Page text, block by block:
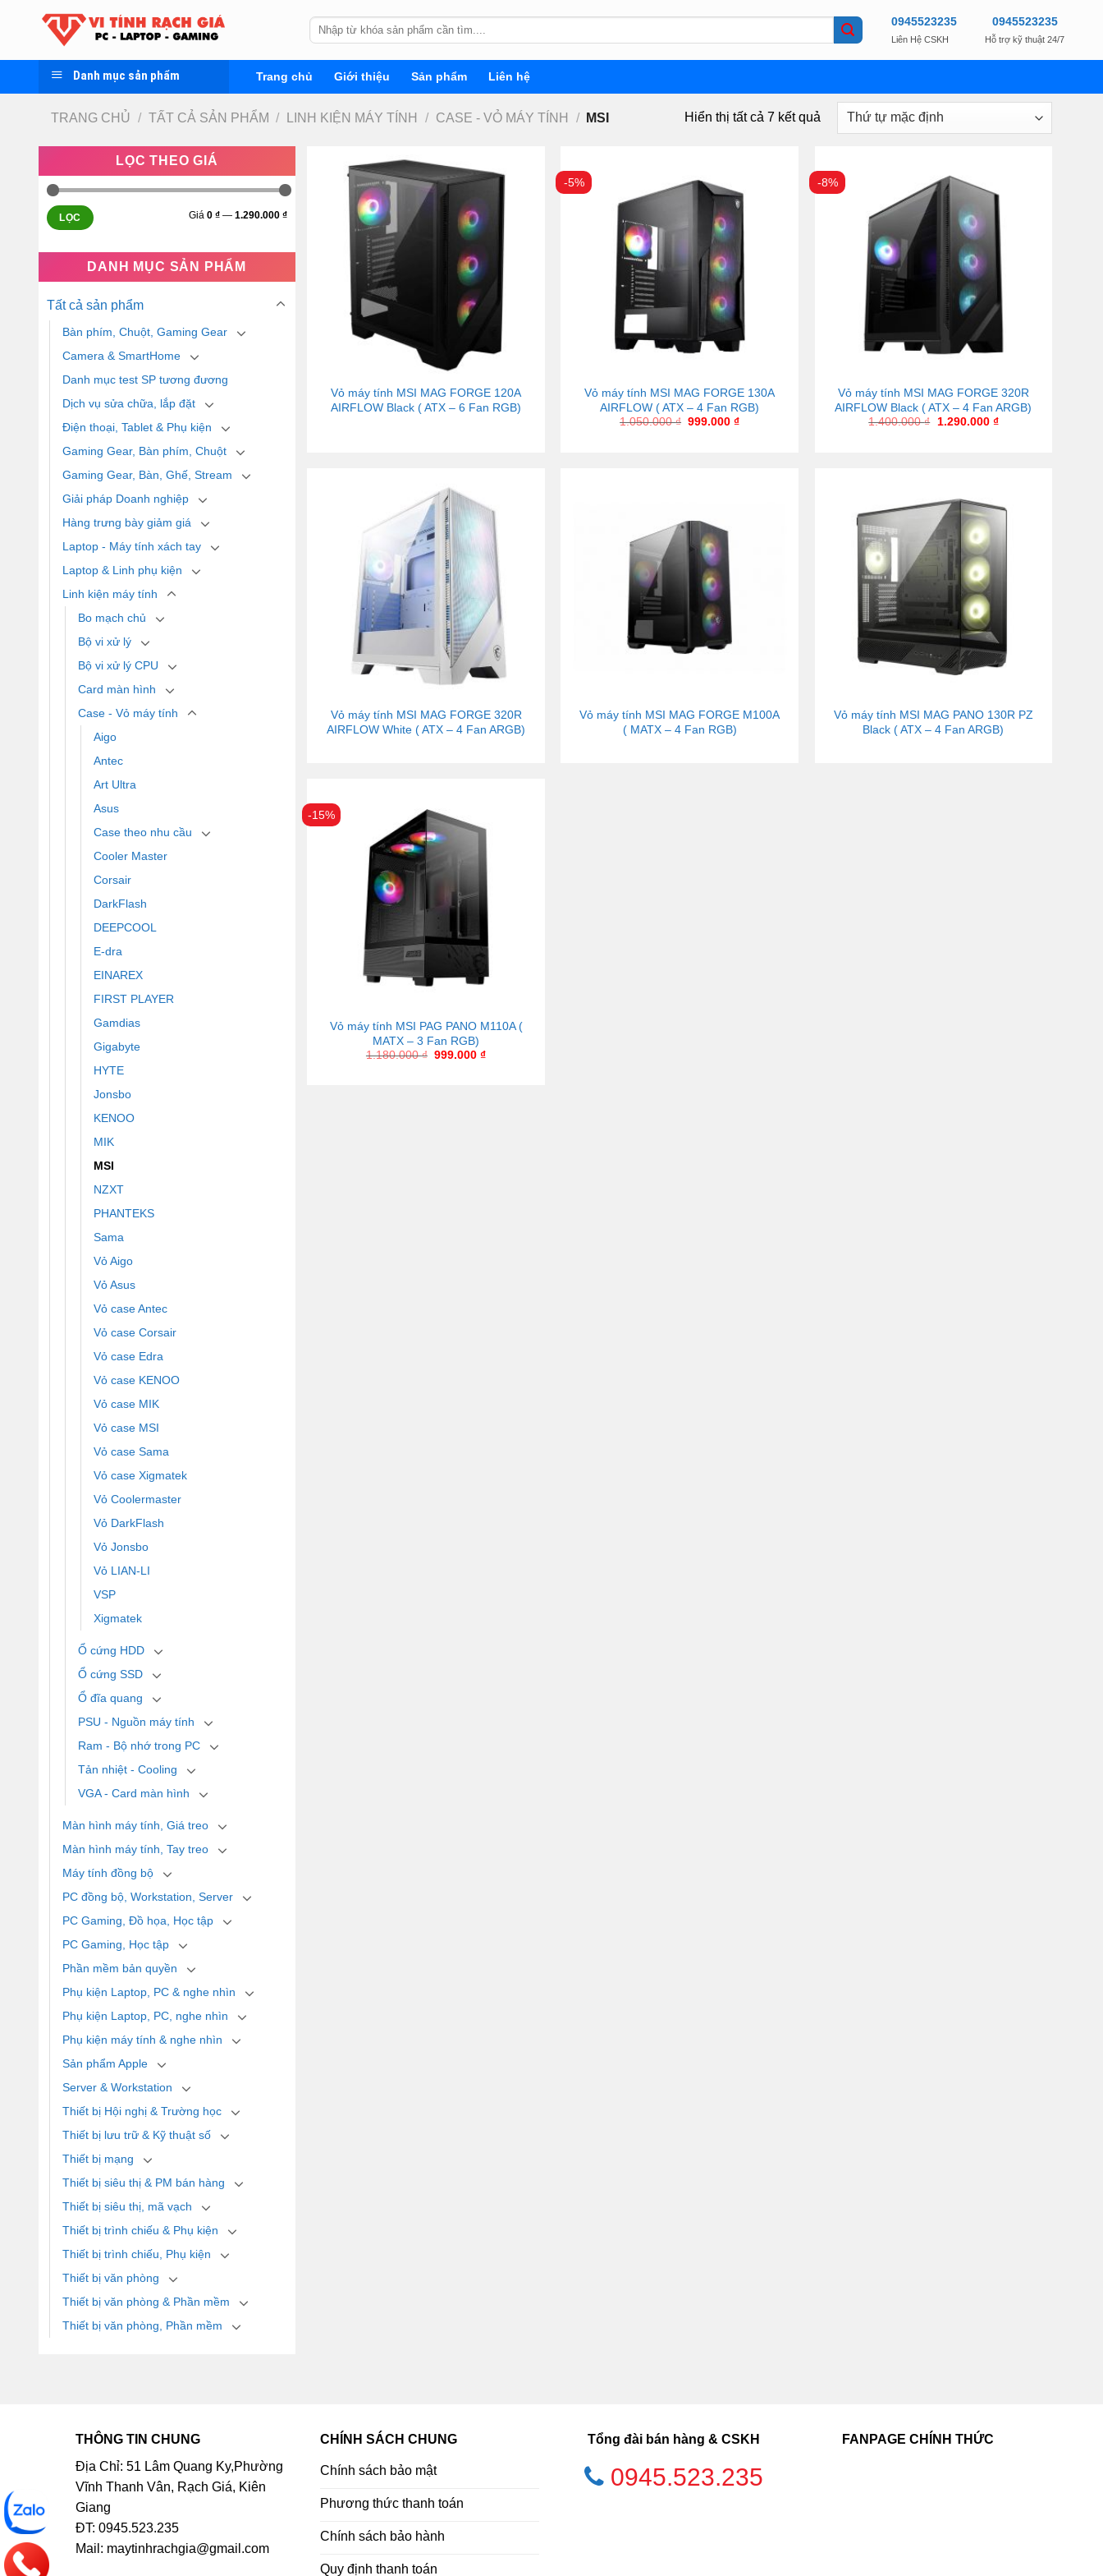
Tìm
kiếm:
0945523235
Liên Hệ CSKH
0945523235
Hỗ trợ kỹ thuật 24/7
Danh mục sản phẩm Trang chủ Giới thiệu Sản phẩm Liên hệ
TRANG CHỦ / TẤT CẢ SẢN PHẨM / LINH KIỆN MÁY TÍNH / CASE - VỎ MÁY TÍNH / MSI Hiển thị tất cả 7 kết quả
LỌC THEO GIÁ
LỌC Giá 0 ₫— 1.290.000 ₫
DANH MỤC SẢN PHẨM
Tất cả sản phẩm
Bàn phím, Chuột, Gaming Gear
Camera & SmartHome
Danh mục test SP tương đương
Dịch vụ sửa chữa, lắp đặt
Điện thoại, Tablet & Phụ kiện
Gaming Gear, Bàn phím, Chuột
Gaming Gear, Bàn, Ghế, Stream
Giải pháp Doanh nghiệp
Hàng trưng bày giảm giá
Laptop - Máy tính xách tay
Laptop & Linh phụ kiện
Linh kiện máy tính
Bo mạch chủ
Bộ vi xử lý
Bộ vi xử lý CPU
Card màn hình
Case - Vỏ máy tính
Aigo
Antec
Art Ultra
Asus
Case theo nhu cầu
Cooler Master
Corsair
DarkFlash
DEEPCOOL
E-dra
EINAREX
FIRST PLAYER
Gamdias
Gigabyte
HYTE
Jonsbo
KENOO
MIK
MSI
NZXT
PHANTEKS
Sama
Vỏ Aigo
Vỏ Asus
Vỏ case Antec
Vỏ case Corsair
Vỏ case Edra
Vỏ case KENOO
Vỏ case MIK
Vỏ case MSI
Vỏ case Sama
Vỏ case Xigmatek
Vỏ Coolermaster
Vỏ DarkFlash
Vỏ Jonsbo
Vỏ LIAN-LI
VSP
Xigmatek
Ổ cứng HDD
Ổ cứng SSD
Ổ đĩa quang
PSU - Nguồn máy tính
Ram - Bộ nhớ trong PC
Tản nhiệt - Cooling
VGA - Card màn hình
Màn hình máy tính, Giá treo
Màn hình máy tính, Tay treo
Máy tính đồng bộ
PC đồng bộ, Workstation, Server
PC Gaming, Đồ họa, Học tập
PC Gaming, Học tập
Phần mềm bản quyền
Phụ kiện Laptop, PC & nghe nhìn
Phụ kiện Laptop, PC, nghe nhìn
Phụ kiện máy tính & nghe nhìn
Sản phẩm Apple
Server & Workstation
Thiết bị Hội nghị & Trường học
Thiết bị lưu trữ & Kỹ thuật số
Thiết bị mạng
Thiết bị siêu thị & PM bán hàng
Thiết bị siêu thị, mã vạch
Thiết bị trình chiếu & Phụ kiện
Thiết bị trình chiếu, Phụ kiện
Thiết bị văn phòng
Thiết bị văn phòng & Phần mềm
Thiết bị văn phòng, Phần mềm
Vỏ máy tính MSI MAG FORGE 120A
AIRFLOW Black ( ATX – 6 Fan RGB)
-5%
Vỏ máy tính MSI MAG FORGE 130A
AIRFLOW ( ATX – 4 Fan RGB)
1.050.000₫ 999.000₫
-8%
Vỏ máy tính MSI MAG FORGE 320R
AIRFLOW Black ( ATX – 4 Fan ARGB)
1.400.000₫ 1.290.000 ₫
Vỏ máy tính MSI MAG FORGE 320R
AIRFLOW White ( ATX – 4 Fan ARGB)
Vỏ máy tính MSI MAG FORGE M100A
( MATX – 4 Fan RGB)
Vỏ máy tính MSI MAG PANO 130R PZ
Black ( ATX – 4 Fan ARGB)
-15%
Vỏ máy tính MSI PAG PANO M110A (
MATX – 3 Fan RGB)
1.180.000₫ 999.000₫
THÔNG TIN CHUNG
Địa Chỉ: 51 Lâm Quang Ky,Phường
Vĩnh Thanh Vân, Rạch Giá, Kiên
Giang
ĐT: 0945.523.235
Mail: maytinhrachgia@gmail.com
CHÍNH SÁCH CHUNG
Chính sách bảo mật
Phương thức thanh toán
Chính sách bảo hành
Quy định thanh toán
Tổng đài bán hàng & CSKH
0945.523.235
FANPAGE CHÍNH THỨC